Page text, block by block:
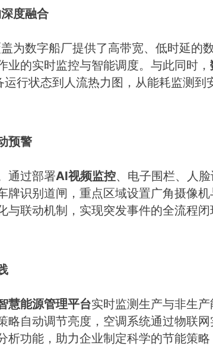
度融合
为数字船厂提供了高带宽、低时延的
的实时监控与智能调度。与此同时，
运行状态到人流热力图，从能耗监测
预警
通过部署AI视频监控、电子围栏、人
牌识别道闸，重点区域设置广角摄像
与联动机制，实现突发事件的全流程
慧能源管理平台实时监测生产与非生
略自动调节亮度，空调系统通过物联
功能，助力企业制定科学的节能策略